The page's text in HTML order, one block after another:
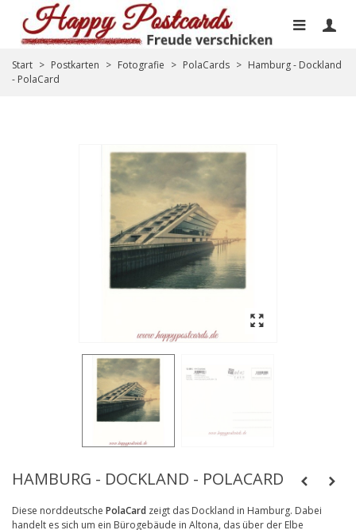
Start > Postkarten > Fotografie > PolaCards > Hamburg - Dockland
- PolaCard
HAMBURG - DOCKLAND - POLACARD
Diese norddeutsche PolaCard zeigt das Dockland in Hamburg. Dabei
handelt es sich um ein Bürogebäude in Altona, das über der Elbe